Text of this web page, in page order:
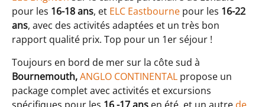
pour les 16-18 ans, et ELC Eastbourne pour les 16-22
ans, avec des activités adaptées et un très bon
rapport qualité prix. Top pour un 1er séjour !
Toujours en bord de mer sur la côte sud à
Bournemouth,ANGLO CONTINENTAL propose un
package complet avec activités et excursions